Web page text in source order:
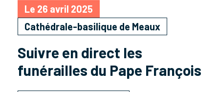
Le 26 avril 2025
Cathédrale-basilique de Meaux
Suivre en direct les
funérailles du Pape François